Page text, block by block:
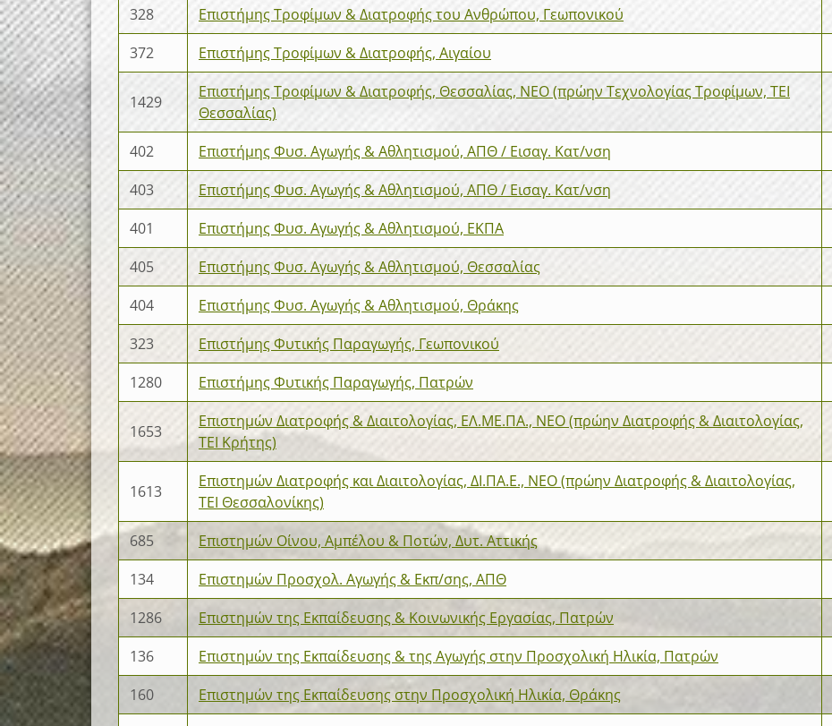
328
Επιστήμης Τροφίμων & Διατροφής του Ανθρώπου, Γεωπονικού
372
Επιστήμης Τροφίμων & Διατροφής, Αιγαίου
1429
Επιστήμης Τροφίμων & Διατροφής, Θεσσαλίας, ΝΕΟ (πρώην Τεχνολογίας Τροφίμων, ΤΕΙ
Θεσσαλίας)
402 Επιστήμης Φυσ. Αγωγής & Αθλητισμού, ΑΠΘ / Εισαγ. Κατ/νση
403
Επιστήμης Φυσ. Αγωγής & Αθλητισμού, ΑΠΘ / Εισαγ. Κατ/νση
401
Επιστήμης Φυσ. Αγωγής & Αθλητισμού, ΕΚΠΑ
405
Επιστήμης Φυσ. Αγωγής & Αθλητισμού, Θεσσαλίας
404
Επιστήμης Φυσ. Αγωγής & Αθλητισμού, Θράκης
323
Επιστήμης Φυτικής Παραγωγής, Γεωπονικού
1280
Επιστήμης Φυτικής Παραγωγής, Πατρών
1653
Επιστημών Διατροφής & Διαιτολογίας, ΕΛ.ΜΕ.ΠΑ., ΝΕΟ (πρώην Διατροφής & Διαιτολογίας,
ΤΕΙ Κρήτης)
1613
Επιστημών Διατροφής και Διαιτολογίας, ΔΙ.ΠΑ.Ε., ΝΕΟ (πρώην Διατροφής & Διαιτολογίας,
ΤΕΙ Θεσσαλονίκης)
685 Επιστημών Οίνου, Αμπέλου & Ποτών, Δυτ. Αττικής
134
Επιστημών Προσχολ. Αγωγής & Εκπ/σης, ΑΠΘ
1286
Επιστημών της Εκπαίδευσης & Κοινωνικής Εργασίας, Πατρών
136
Επιστημών της Εκπαίδευσης & της Αγωγής στην Προσχολική Ηλικία, Πατρών
160
Επιστημών της Εκπαίδευσης στην Προσχολική Ηλικία, Θράκης